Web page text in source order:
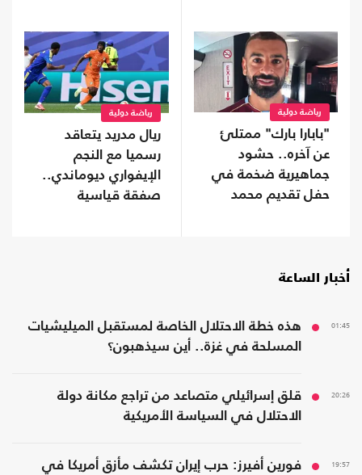
رياضة دولية
"بابارا بارك" ممتلئ
عن آخره.. حشود
جماهيرية ضخمة في
حفل تقديم محمد
رياضة دولية
ريال مدريد يتعاقد
رسميا مع النجم
الإيفواري ديوماندي..
صفقة قياسية
أخبار الساعة
01:45
هذه خطة الاحتلال الخاصة لمستقبل الميليشيات
المسلحة في غزة.. أين سيذهبون؟
20:26
قلق إسرائيلي متصاعد من تراجع مكانة دولة
الاحتلال في السياسة الأمريكية
19:57
فورين أفيرز: حرب إيران تكشف مأزق أمريكا في